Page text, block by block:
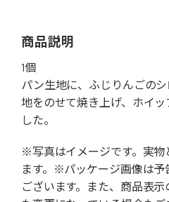
商品説明
1個
パン生地に、ふじりんごの
地をのせて焼き上げ、ホイ
した。
※写真はイメージです。実物
ます。※パッケージ画像は
ございます。また、商品表